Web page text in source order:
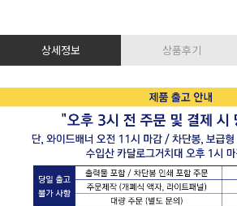
상세정보 상품후기